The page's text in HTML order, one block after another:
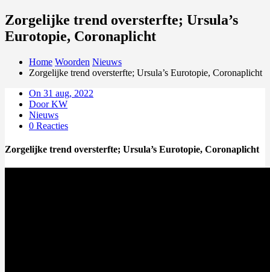
Zorgelijke trend oversterfte; Ursula’s
Eurotopie, Coronaplicht
Home Woorden Nieuws
Zorgelijke trend oversterfte; Ursula’s Eurotopie, Coronaplicht
On 31 aug, 2022
Door KW
Nieuws
0 Reacties
Zorgelijke trend oversterfte; Ursula’s Eurotopie, Coronaplicht